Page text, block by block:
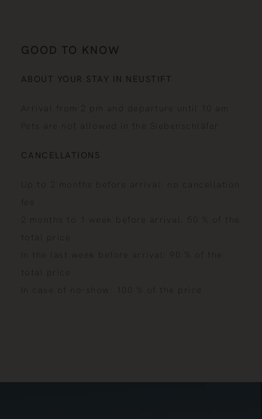
GOOD TO KNOW
ABOUT YOUR STAY IN NEUSTIFT
Arrival from 2 pm and departure until 10 am
Pets are not allowed in the Siebenschläfer
CANCELLATIONS
Up to 2 months before arrival: no cancellation
fee
2 months to 1 week before arrival: 50 % of the
total price
In the last week before arrival: 90 % of the
total price
In case of no-show: 100 % of the price